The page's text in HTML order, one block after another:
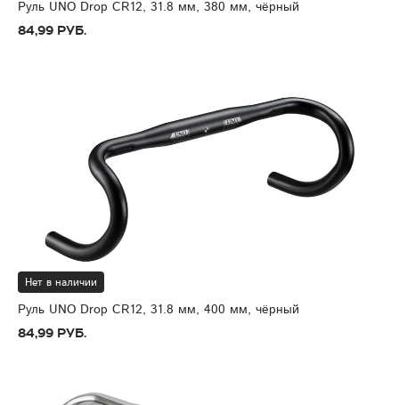
Руль UNO Drop CR12, 31.8 мм, 380 мм, чёрный
84,99 руб.
Нет в наличии
Руль UNO Drop CR12, 31.8 мм, 400 мм, чёрный
84,99 руб.